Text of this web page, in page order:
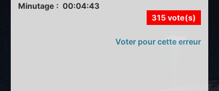
Minutage : 00:04:43
315 vote(s)
Voter pour cette erreur